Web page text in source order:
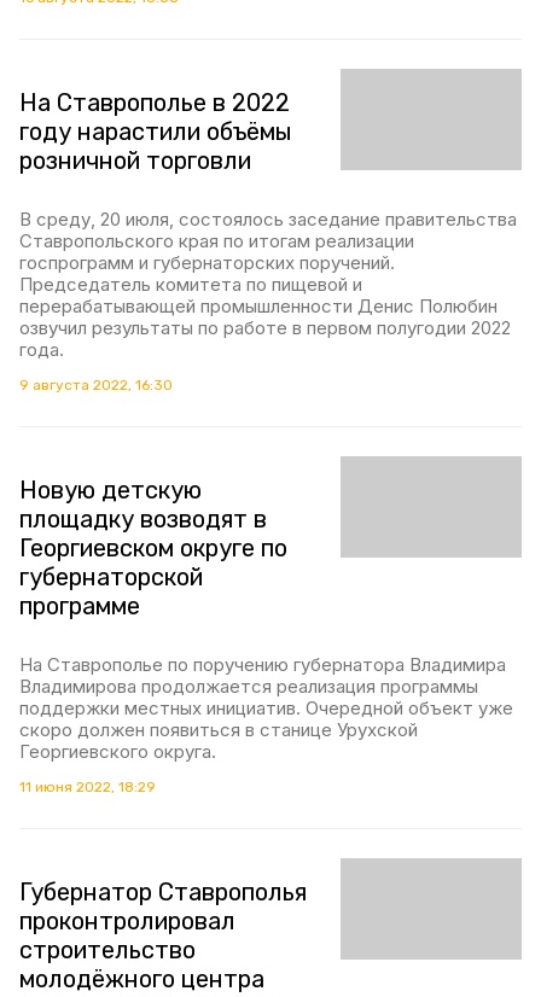
На Ставрополье в 2022
году нарастили объёмы
розничной торговли
В среду, 20 июля, состоялось заседание правительства
Ставропольского края по итогам реализации
госпрограмм и губернаторских поручений.
Председатель комитета по пищевой и
перерабатывающей промышленности Денис Полюбин
озвучил результаты по работе в первом полугодии 2022
года.
9 августа 2022, 16:30
Новую детскую
площадку возводят в
Георгиевском округе по
губернаторской
программе
На Ставрополье по поручению губернатора Владимира
Владимирова продолжается реализация программы
поддержки местных инициатив. Очередной объект уже
скоро должен появиться в станице Урухской
Георгиевского округа.
11 июня 2022, 18:29
Губернатор Ставрополья
проконтролировал
строительство
молодёжного центра